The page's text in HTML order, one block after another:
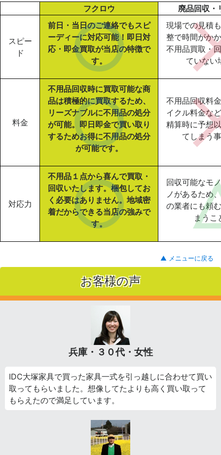
フクロウ 廃品回収・
スピー
ド
前日・当日のご連絡でもスピ
ーディーに対応可能！即日対
応・即金買取が当店の特徴で
す。
現場での見積
整で時間がか
不用品買取・
ていない
料金
不用品回収時に買取可能な商
品は積極的に買取するため、
リーズナブルに不用品の処分
が可能。即日即金で買い取り
するためお得に不用品の処分
が可能です。
不用品回収料
イクル料金な
精算時に予想
てしまう
対応力
不用品１点から喜んで買取・
回収いたします。梱包してお
く必要はありません。地域密
着だからできる当店の強みで
す。
回収可能なモ
ノがあるため
の業者にも頼
まうこ
▲ メニューに戻る
お客様の声
兵庫・３０代・女性
IDC大塚家具で買った家具一式を引っ越しに合わせて買い
取ってもらいました。想像してたよりも高く買い取って
もらえたので満足しています。